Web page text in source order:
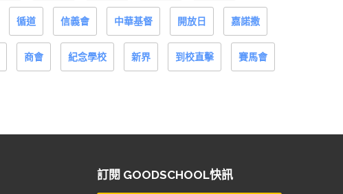
循道 信義會 中華基督 開放日 嘉諾撒
商會 紀念學校 新界 到校直擊 賽馬會
訂閱 GOODSCHOOL快訊